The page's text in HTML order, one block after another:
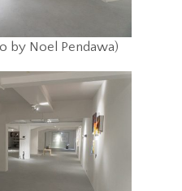
by Noel Pendawa)